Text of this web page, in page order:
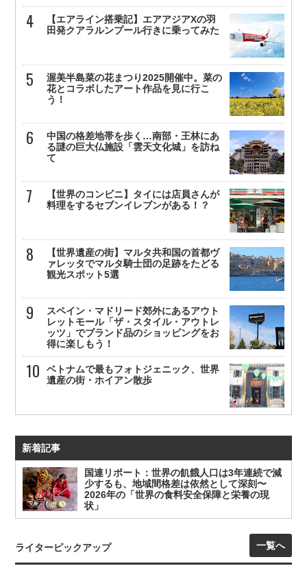
【エアライン搭乗記】エアアジアXの羽
田発クアラルンプール行きに乗ってみた
渥美半島菜の花まつり2025開催中。菜の
花とコラボしたアート作品を見に行こ
う！
中国の格差地帯を歩く…南部・王林にあ
る謎の巨大仏施設「雲天文化城」を訪ね
て
【世界のコンビニ】タイには店員さんが
料理をするセブンイレブンがある！？
【世界遺産の街】マルタ共和国の首都ヴ
ァレッタでマルタ騎士団の足跡をたどる
観光スポット5選
スペイン・マドリード郊外にあるアウト
レットモール「ザ・スタイル・アウトレ
ッツ」でブランド品のショッピングをお
得に楽しもう！
ベトナムで最もフォトジェニック、世界
遺産の街・ホイアン散歩
新着記事
国連リポート：世界の飢餓人口は3年連続で減
少するも、地域間格差は依然として深刻〜
2026年の「世界の食料安全保障と栄養の現
状」
ライターピックアップ 一覧へ